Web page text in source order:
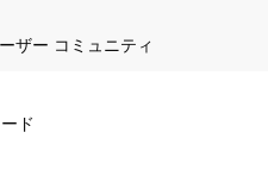
ザー コミュニティ
ド